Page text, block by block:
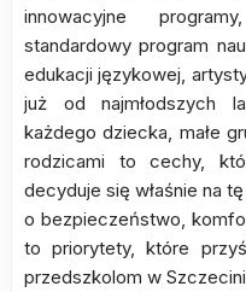
innowacyjne
standardowy program
edukacji językowej,
już od najmłodszych
każdego dziecka, małe
rodzicami to cechy,
decyduje się właśnie na
o bezpieczeństwo,
to priorytety, które
przedszkolom w